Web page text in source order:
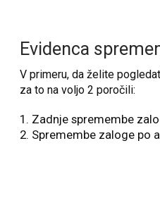
Evidenca
V primeru, da želite
za to na voljo 2 poročili:
Zadnje spremembe
Spremembe zaloge po